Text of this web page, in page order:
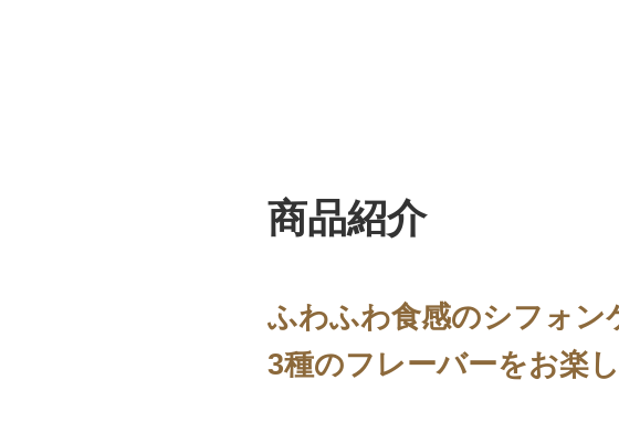
商品紹介
ふわふわ食感のシフォン
3種のフレーバーをお楽